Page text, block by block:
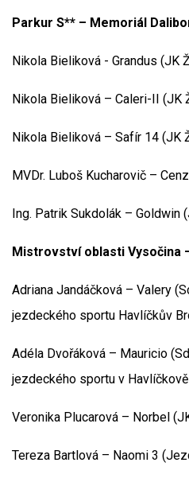
Parkur S** – Memoriál
Nikola Bieliková - Grandus (JK
Nikola Bieliková – Caleri-II (JK
Nikola Bieliková – Safír 14 (JK
MVDr. Luboš Kucharovič –
Ing. Patrik Sukdolák – Goldwin
Mistrovství oblasti Vysočina
Adriana Jandáčková – Valery
jezdeckého sportu Havlíčkův
Adéla Dvořáková – Mauricio
jezdeckého sportu v
Veronika Plucarová – Norbel
Tereza Bartlová – Naomi 3